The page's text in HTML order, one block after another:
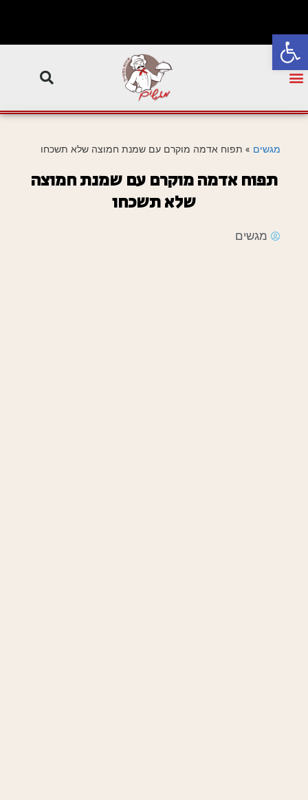
פתח סרגל נגישות
מגשים » תפוח אדמה מוקרם עם שמנת חמוצה שלא תשכחו
תפוח אדמה מוקרם עם שמנת חמוצה
שלא תשכחו
מגשים